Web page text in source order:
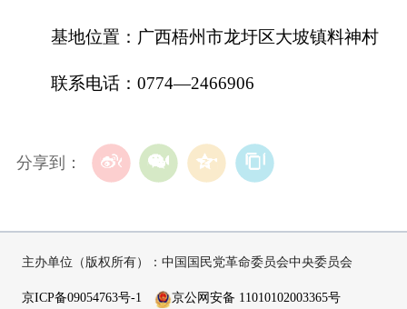
基地位置：广西梧州市龙圩区大坡镇料神村
联系电话：0774—2466906
分享到：
主办单位（版权所有）：中国国民党革命委员会中央委员会
京ICP备09054763号-1 京公网安备 11010102003365号